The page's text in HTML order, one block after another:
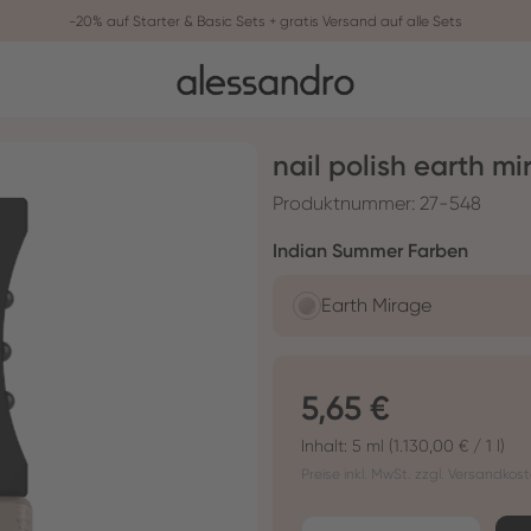
-20% auf Starter & Basic Sets + gratis Versand auf alle Sets
nail polish earth
Produktnummer: 27-548
Indian Summer Farben
Earth Mirage
Regulärer Preis:
5,65 €
Inhalt: 5 ml (1.130,00 € / 1 l)
Preise inkl. MwSt. zzgl.